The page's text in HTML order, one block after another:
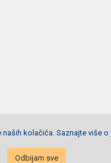
kolačića. Saznajte više o
Odbijam sve